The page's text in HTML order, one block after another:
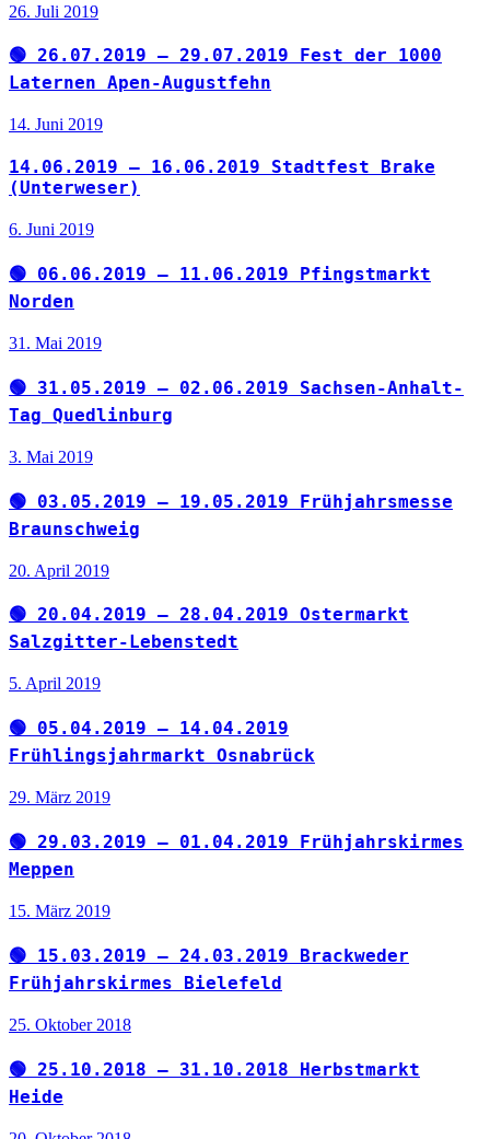
26. Juli 2019
🟢 26.07.2019 – 29.07.2019 Fest der 1000
Laternen Apen-Augustfehn
14. Juni 2019
14.06.2019 – 16.06.2019 Stadtfest Brake
(Unterweser)
6. Juni 2019
🟢 06.06.2019 – 11.06.2019 Pfingstmarkt
Norden
31. Mai 2019
🟢 31.05.2019 – 02.06.2019 Sachsen-Anhalt-
Tag Quedlinburg
3. Mai 2019
🟢 03.05.2019 – 19.05.2019 Frühjahrsmesse
Braunschweig
20. April 2019
🟢 20.04.2019 – 28.04.2019 Ostermarkt
Salzgitter-Lebenstedt
5. April 2019
🟢 05.04.2019 – 14.04.2019
Frühlingsjahrmarkt Osnabrück
29. März 2019
🟢 29.03.2019 – 01.04.2019 Frühjahrskirmes
Meppen
15. März 2019
🟢 15.03.2019 – 24.03.2019 Brackweder
Frühjahrskirmes Bielefeld
25. Oktober 2018
🟢 25.10.2018 – 31.10.2018 Herbstmarkt
Heide